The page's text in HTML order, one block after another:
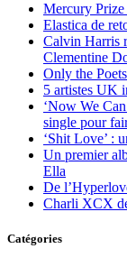
Mercury Prize
Elastica de
Calvin Harris
Clementine
Only the
5 artistes UK
‘Now We
single pour
‘Shit Love’ :
Un premier
Ella
De
Charli XCX
Catégories